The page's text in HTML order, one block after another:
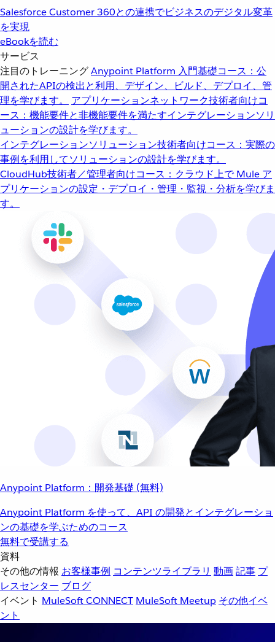
Salesforce Customer 360との連携でビジネスのデジタル変革
を実現
eBookを読む
サービス
注目のトレーニングAnypoint Platform 入門基礎コース：公
開されたAPIの検出と利用、デザイン、ビルド、デプロイ、管
理を学びます。
アプリケーションネットワーク技術者向けコ
ース：機能要件と非機能要件を満たすインテグレーションソリ
ューションの設計を学びます。
インテグレーションソリューション技術者向けコース：実際の
事例を利用してソリューションの設計を学びます。
CloudHub技術者／管理者向けコース：クラウド上で Mule ア
プリケーションの設定・デプロイ・管理・監視・分析を学びま
す。
Anypoint Platform：開発基礎 (無料)
Anypoint Platform を使って、API の開発とインテグレーショ
ンの基礎を学ぶためのコース
無料で受講する
資料
その他の情報 お客様事例 コンテンツライブラリ 動画記事 プ
レスセンター ブログ
イベント MuleSoft CONNECT MuleSoft Meetup その他イベ
ント